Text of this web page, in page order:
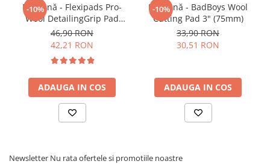
Caracteristici:
- pentru maşini orbitale
- burete şi velcro de calitate
- dimensiuni: velcro 76mm / contact la suprafață
- grosime 25mm
-10%
Pad lână - Flexipads Pro-
Wool DetailingGrip Pad
135mm
46,90 RON
42,21 RON
ADAUGA IN COS
-10%
Pad lână - BadBoys Wool
Cutting Pad 3" (75mm)
33,90 RON
30,51 RON
ADAUGA IN COS
Newsletter Nu rata ofertele si promotiile noastre